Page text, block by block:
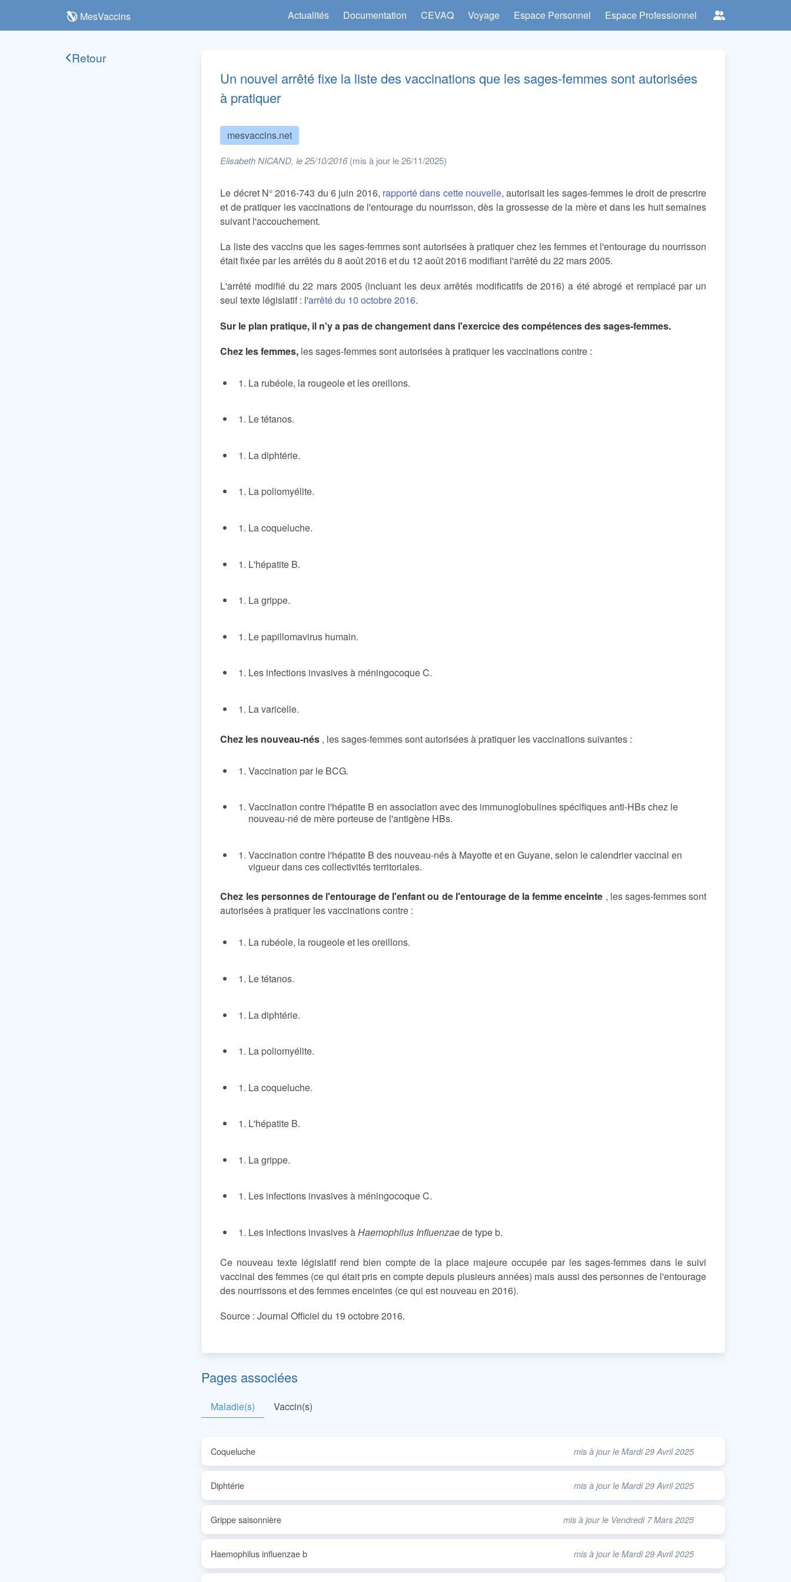
MesVaccins Actualités Documentation CEVAQ Voyage Espace Personnel Espace Professionnel
Retour
Un nouvel arrêté fixe la liste des vaccinations que les sages-femmes sont autorisées
à pratiquer
mesvaccins.net
Elisabeth NICAND, le 25/10/2016 (mis à jour le 26/11/2025)
Le décret N° 2016-743 du 6 juin 2016, rapporté dans cette nouvelle, autorisait les sages-femmes le droit de prescrire
et de pratiquer les vaccinations de l'entourage du nourrisson, dès la grossesse de la mère et dans les huit semaines
suivant l'accouchement.
La liste des vaccins que les sages-femmes sont autorisées à pratiquer chez les femmes et l'entourage du nourrisson
était fixée par les arrêtés du 8 août 2016 et du 12 août 2016 modifiant l'arrêté du 22 mars 2005.
L'arrêté modifié du 22 mars 2005 (incluant les deux arrêtés modificatifs de 2016) a été abrogé et remplacé par un
seul texte législatif : l'arrêté du 10 octobre 2016.
Sur le plan pratique, il n'y a pas de changement dans l'exercice des compétences des sages-femmes.
Chez les femmes, les sages-femmes sont autorisées à pratiquer les vaccinations contre :
La rubéole, la rougeole et les oreillons.
Le tétanos.
La diphtérie.
La poliomyélite.
La coqueluche.
L'hépatite B.
La grippe.
Le papillomavirus humain.
Les infections invasives à méningocoque C.
La varicelle.
Chez les nouveau-nés , les sages-femmes sont autorisées à pratiquer les vaccinations suivantes :
Vaccination par le BCG.
Vaccination contre l'hépatite B en association avec des immunoglobulines spécifiques anti-HBs chez le
nouveau-né de mère porteuse de l'antigène HBs.
Vaccination contre l'hépatite B des nouveau-nés à Mayotte et en Guyane, selon le calendrier vaccinal en
vigueur dans ces collectivités territoriales.
Chez les personnes de l'entourage de l'enfant ou de l'entourage de la femme enceinte , les sages-femmes sont
autorisées à pratiquer les vaccinations contre :
La rubéole, la rougeole et les oreillons.
Le tétanos.
La diphtérie.
La poliomyélite.
La coqueluche.
L'hépatite B.
La grippe.
Les infections invasives à méningocoque C.
Les infections invasives àHaemophilus Influenzaede type b.
Ce nouveau texte législatif rend bien compte de la place majeure occupée par les sages-femmes dans le suivi
vaccinal des femmes (ce qui était pris en compte depuis plusieurs années) mais aussi des personnes de l'entourage
des nourrissons et des femmes enceintes (ce qui est nouveau en 2016).
Source : Journal Officiel du 19 octobre 2016.
Pages associées
Maladie(s) Vaccin(s)
Coqueluche mis à jour le Mardi 29 Avril 2025
Diphtérie mis à jour le Mardi 29 Avril 2025
Grippe saisonnière mis à jour le Vendredi 7 Mars 2025
Haemophilus influenzae b mis à jour le Mardi 29 Avril 2025